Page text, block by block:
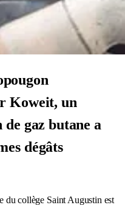
Koweit, un
gaz butane a
dégâts
du collège Saint Augustin est